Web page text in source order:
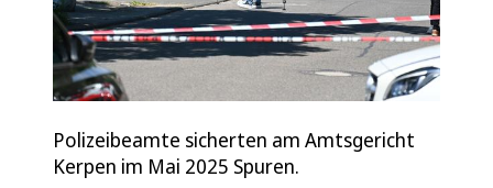
Polizeibeamte sicherten am Amtsgericht
Kerpen im Mai 2025 Spuren.